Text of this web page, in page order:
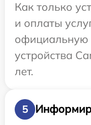
Как только
и оплаты
официальную
устройства
лет.
5